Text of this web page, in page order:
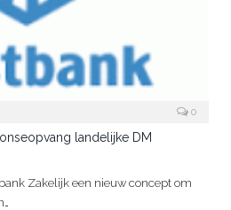
0
landelijke DM
Zakelijk een nieuw concept om